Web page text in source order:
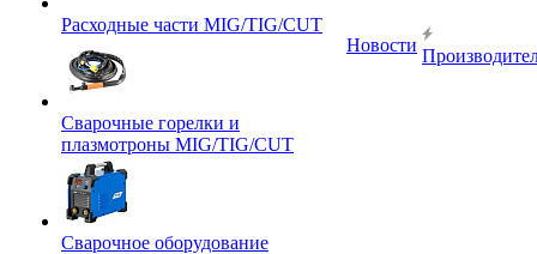
Расходные части MIG/TIG/CUT
Сварочные горелки и
плазмотроны MIG/TIG/CUT
Сварочное оборудование
Новости